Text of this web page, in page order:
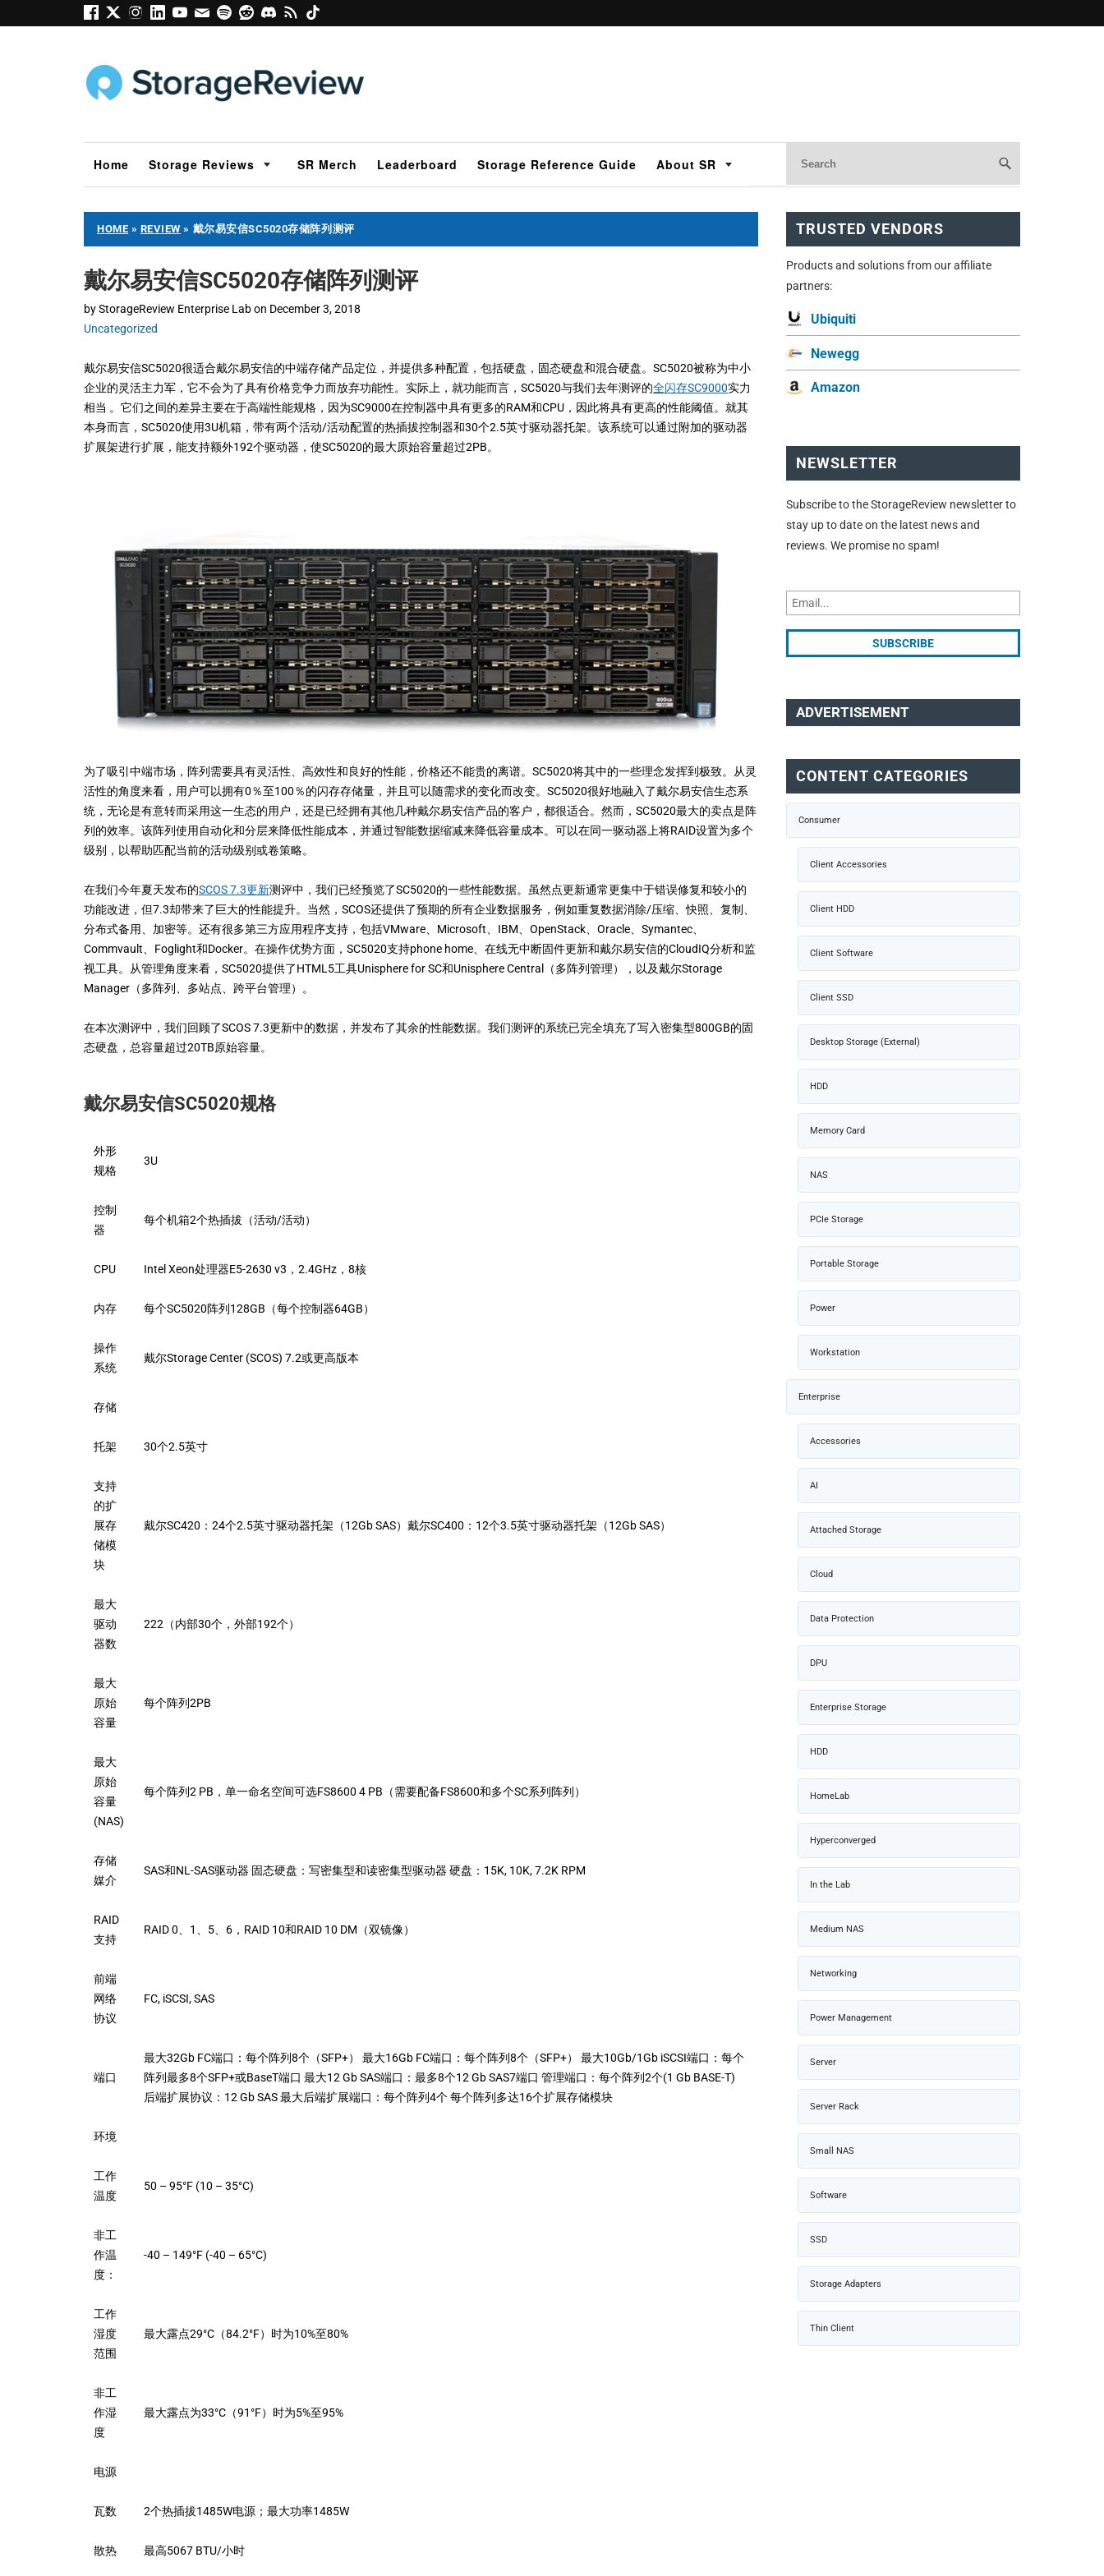
Home Storage Reviews SR Merch Leaderboard Storage Reference Guide About SR
HOME » REVIEW » 戴尔易安信SC5020存储阵列测评
戴尔易安信SC5020存储阵列测评
byStorageReview Enterprise Labon December 3, 2018
Uncategorized
戴尔易安信SC5020很适合戴尔易安信的中端存储产品定位，并提供多种配置，包括硬盘，固态硬盘和混合硬盘。SC5020被称为中小
企业的灵活主力军，它不会为了具有价格竞争力而放弃功能性。实际上，就功能而言，SC5020与我们去年测评的全闪存SC9000实力
相当 。它们之间的差异主要在于高端性能规格，因为SC9000在控制器中具有更多的RAM和CPU，因此将具有更高的性能阈值。就其
本身而言，SC5020使用3U机箱，带有两个活动/活动配置的热插拔控制器和30个2.5英寸驱动器托架。该系统可以通过附加的驱动器
扩展架进行扩展，能支持额外192个驱动器，使SC5020的最大原始容量超过2PB。
为了吸引中端市场，阵列需要具有灵活性、高效性和良好的性能，价格还不能贵的离谱。SC5020将其中的一些理念发挥到极致。从灵
活性的角度来看，用户可以拥有0％至100％的闪存存储量，并且可以随需求的变化而改变。SC5020很好地融入了戴尔易安信生态系
统，无论是有意转而采用这一生态的用户，还是已经拥有其他几种戴尔易安信产品的客户，都很适合。然而，SC5020最大的卖点是阵
列的效率。该阵列使用自动化和分层来降低性能成本，并通过智能数据缩减来降低容量成本。可以在同一驱动器上将RAID设置为多个
级别，以帮助匹配当前的活动级别或卷策略。
在我们今年夏天发布的SCOS 7.3更新测评中，我们已经预览了SC5020的一些性能数据。虽然点更新通常更集中于错误修复和较小的
功能改进，但7.3却带来了巨大的性能提升。当然，SCOS还提供了预期的所有企业数据服务，例如重复数据消除/压缩、快照、复制、
分布式备用、加密等。还有很多第三方应用程序支持，包括VMware、Microsoft、IBM、OpenStack、Oracle、Symantec、
Commvault、Foglight和Docker。在操作优势方面，SC5020支持phone home、在线无中断固件更新和戴尔易安信的CloudIQ分析和监
视工具。从管理角度来看，SC5020提供了HTML5工具Unisphere for SC和Unisphere Central（多阵列管理），以及戴尔Storage
Manager（多阵列、多站点、跨平台管理）。
在本次测评中，我们回顾了SCOS 7.3更新中的数据，并发布了其余的性能数据。我们测评的系统已完全填充了写入密集型800GB的固
态硬盘，总容量超过20TB原始容量。
戴尔易安信SC5020规格
外形
规格
3U
控制
器
每个机箱2个热插拔（活动/活动）
CPU Intel Xeon处理器E5-2630 v3，2.4GHz，8核
内存 每个SC5020阵列128GB（每个控制器64GB）
操作
系统
戴尔Storage Center (SCOS) 7.2或更高版本
存储
托架 30个2.5英寸
支持
的扩
展存
储模
块
戴尔SC420：24个2.5英寸驱动器托架（12Gb SAS）戴尔SC400：12个3.5英寸驱动器托架（12Gb SAS）
最大
驱动
器数
222（内部30个，外部192个）
最大
原始
容量
每个阵列2PB
最大
原始
容量
(NAS)
每个阵列2 PB，单一命名空间可选FS8600 4 PB（需要配备FS8600和多个SC系列阵列）
存储
媒介
SAS和NL-SAS驱动器 固态硬盘：写密集型和读密集型驱动器 硬盘：15K, 10K, 7.2K RPM
RAID
支持
RAID 0、1、5、6，RAID 10和RAID 10 DM（双镜像）
前端
网络
协议
FC, iSCSI, SAS
端口
最大32Gb FC端口：每个阵列8个（SFP+） 最大16Gb FC端口：每个阵列8个（SFP+） 最大10Gb/1Gb iSCSI端口：每个
阵列最多8个SFP+或BaseT端口 最大12 Gb SAS端口：最多8个12 Gb SAS7端口 管理端口：每个阵列2个(1 Gb BASE-T)
后端扩展协议：12 Gb SAS 最大后端扩展端口：每个阵列4个 每个阵列多达16个扩展存储模块
环境
工作
温度
50 – 95°F (10 – 35°C)
非工
作温
度：
-40 – 149°F (-40 – 65°C)
工作
湿度
范围
最大露点29°C（84.2°F）时为10%至80%
非工
作湿
度
最大露点为33°C（91°F）时为5%至95%
电源
瓦数 2个热插拔1485W电源；最大功率1485W
散热 最高5067 BTU/小时
TRUSTED VENDORS
Products and solutions from our affiliate
partners:
Ubiquiti
Newegg
Amazon
NEWSLETTER
Subscribe to the StorageReview newsletter to
stay up to date on the latest news and
reviews. We promise no spam!
ADVERTISEMENT
CONTENT CATEGORIES
Consumer
Client Accessories
Client HDD
Client Software
Client SSD
Desktop Storage (External)
HDD
Memory Card
NAS
PCIe Storage
Portable Storage
Power
Workstation
Enterprise
Accessories
AI
Attached Storage
Cloud
Data Protection
DPU
Enterprise Storage
HDD
HomeLab
Hyperconverged
In the Lab
Medium NAS
Networking
Power Management
Server
Server Rack
Small NAS
Software
SSD
Storage Adapters
Thin Client